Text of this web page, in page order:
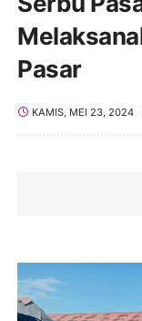
Pasar
KAMIS, MEI 23, 2024